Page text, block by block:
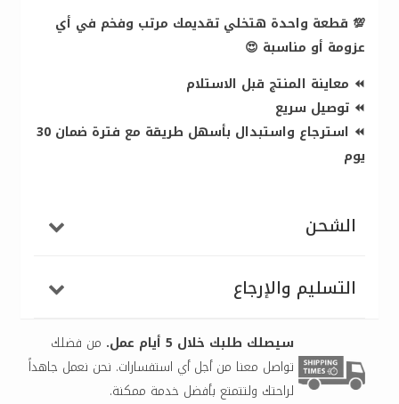
💯 قطعة واحدة هتخلي تقديمك مرتب وفخم في أي
عزومة أو مناسبة 😍
⏪ معاينة المنتج قبل الاستلام
⏪ توصيل سريع
⏪ استرجاع واستبدال بأسهل طريقة مع فترة ضمان 30
يوم
الشحن
التسليم والإرجاع
سيصلك طلبك خلال 5 أيام عمل.
من فضلك
تواصل معنا من أجل أي استفسارات. نحن نعمل جاهداً
لراحتك ولتتمتع بأفضل خدمة ممكنة.